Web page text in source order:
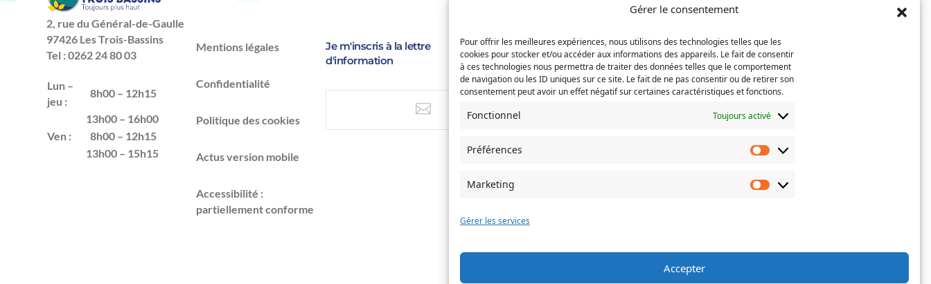
Gérer le consentement
Pour offrir les meilleures expériences, nous utilisons des technologies telles que les
cookies pour stocker et/ou accéder aux informations des appareils. Le fait de consentir
à ces technologies nous permettra de traiter des données telles que le comportement
de navigation ou les ID uniques sur ce site. Le fait de ne pas consentir ou de retirer son
consentement peut avoir un effet négatif sur certaines caractéristiques et fonctions.
Fonctionnel Toujours activé
Préférences Préférences
Marketing Marketing
Gérer les services
Accepter
2, rue du Général-de-Gaulle
97426 Les Trois-Bassins
Tel : 0262 24 80 03
Lun –
jeu :
8h00 – 12h15
13h00 – 16h00
Ven :
8h00 – 12h15
13h00 – 15h15
Mentions légales
Confidentialité
Politique des cookies
Actus version mobile
Accessibilité :
partiellement conforme
Je m'inscris à la lettre
d'information

Prénom Nom
E-
mail(Nécessaire)
Saisissez
e-
Confirmez
Téléphone
Service concerné(Nécessaire)
Si votre demande concerne des actes de
l'Etat-Civil comme service concerné.